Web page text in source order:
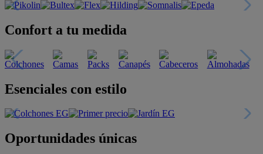
Confort a tu medida
Esenciales con estilo
Oportunidades únicas